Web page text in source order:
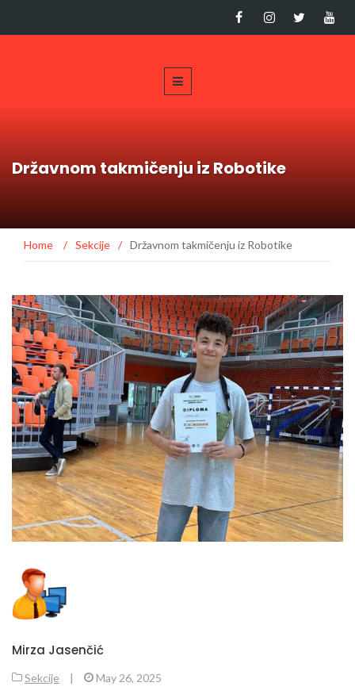
Državnom takmičenju iz Robotike
Home / Sekcije / Državnom takmičenju iz Robotike
Mirza Jasenčić
Sekcije | May 26, 2025